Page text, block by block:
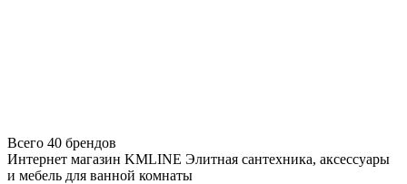
Всего 40 брендов
Интернет магазин KMLINE Элитная сантехника, аксессуары
и мебель для ванной комнаты